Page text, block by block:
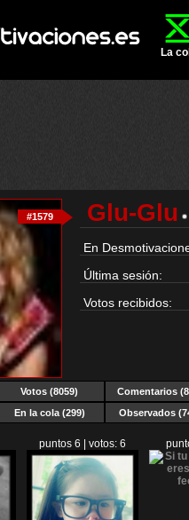
La
#1579 Glu-Glu
En
Última sesión:
Votos recibidos:
Votos (8059)
Comentarios
En la cola (299) Observados
puntos 6 | votos: 6